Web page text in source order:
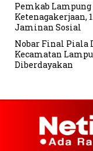
Pemkab Lampung
Ketenagakerjaan,
Jaminan Sosial
Nobar Final Piala
Kecamatan
Diberdayakan